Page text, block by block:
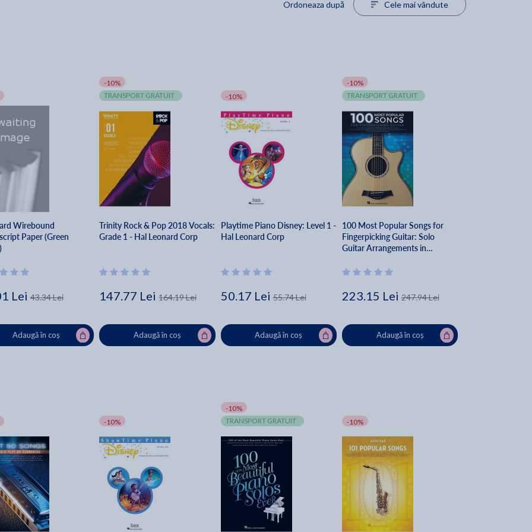
Ordoneaza după Cele mai vândute
Wirebound
Paper (Green
Lei 43.34 Lei
Adaugă în coș
-10%
TRANSPORT GRATUIT
Trinity Rock & Pop 2018 Vocals:
Grade 1 - Hal Leonard Corp
147.77 Lei 164.19 Lei
Adaugă în coș
-10%
Playtime Piano Disney: Level 1 -
Hal Leonard Corp
50.17 Lei 55.74 Lei
Adaugă în coș
-10%
TRANSPORT GRATUIT
100 Most Popular Songs for
Fingerpicking Guitar: Solo
Guitar Arrangements in
Hal Leonard Corp
223.15 Lei 247.94 Lei
Adaugă în coș
-10%
-10%
TRANSPORT GRATUIT
-10%